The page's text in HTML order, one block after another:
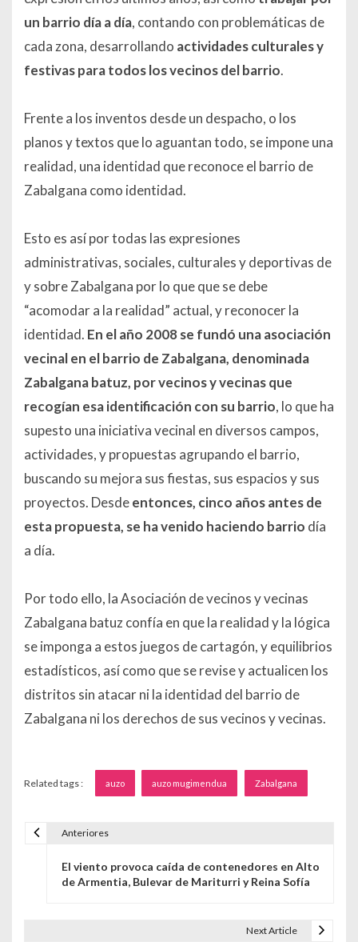
un barrio día a día, contando con problemáticas de
cada zona, desarrollando actividades culturales y
festivas para todos los vecinos del barrio.
Frente a los inventos desde un despacho, o los
planos y textos que lo aguantan todo, se impone una
realidad, una identidad que reconoce el barrio de
Zabalgana como identidad.
Esto es así por todas las expresiones
administrativas, sociales, culturales y deportivas de
y sobre Zabalgana por lo que que se debe
“acomodar a la realidad” actual, y reconocer la
identidad. En el año 2008 se fundó una asociación
vecinal en el barrio de Zabalgana, denominada
Zabalgana batuz, por vecinos y vecinas que
recogían esa identificación con su barrio, lo que ha
supesto una iniciativa vecinal en diversos campos,
actividades, y propuestas agrupando el barrio,
buscando su mejora sus fiestas, sus espacios y sus
proyectos. Desdeentonces, cinco años antes de
estapropuesta, se ha venido haciendo barrio día
a día.
Por todo ello, la Asociación de vecinos y vecinas
Zabalgana batuz confía en que la realidad y la lógica
se imponga a estos juegos de cartagón, y equilibrios
estadísticos, así como que se revise y actualicen los
distritos sin atacar ni la identidad del barrio de
Zabalgana ni los derechos de sus vecinos y vecinas.
Related tags : auzo auzo mugimendua Zabalgana
Anteriores
El viento provoca caída de contenedores en Alto
de Armentia, Bulevar de Mariturri y Reina Sofía
Next Article